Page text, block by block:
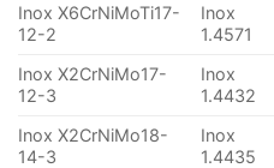
Inox X6CrNiMoTi17-
12-2
Inox
1.4571
Inox X2CrNiMo17-
12-3
Inox
1.4432
Inox X2CrNiMo18-
14-3
Inox
1.4435